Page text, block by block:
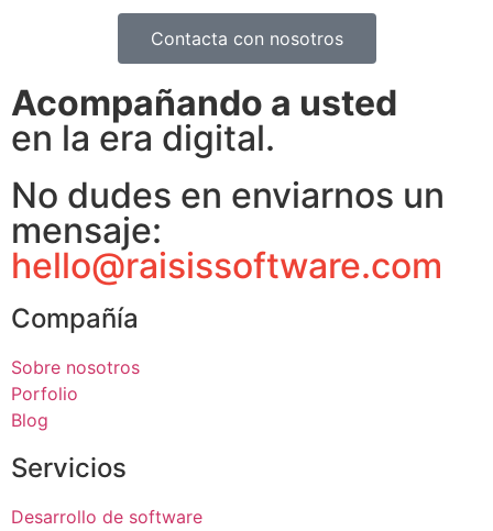
Contacta con nosotros
Acompañando a usted
en la era digital.
No dudes en enviarnos un
mensaje:
hello@raisissoftware.com
Compañía
Sobre nosotros
Porfolio
Blog
Servicios
Desarrollo de software